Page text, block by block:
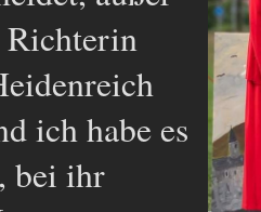
Richterin
ich habe es
bei ihr